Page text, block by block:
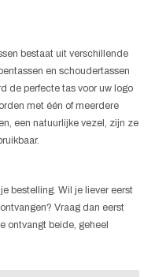
bestaat uit verschillende
en schoudertassen
de perfecte tas voor uw logo
met één of meerdere
een natuurlijke vezel, zijn ze
bestelling. Wil je liever eerst
Vraag dan eerst
ontvangt beide, geheel